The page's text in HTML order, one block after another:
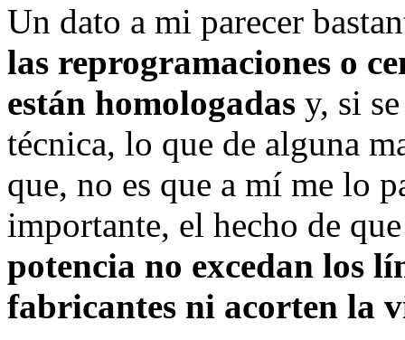
Un dato a mi parecer
las reprogramaciones o
están homologadas y, si
técnica, lo que de alguna
que, no es que a mí me lo
importante, el hecho de
potencia no excedan los
fabricantes ni acorten la